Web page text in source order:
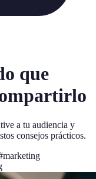
que
a tu audiencia y
consejos prácticos.
marketing